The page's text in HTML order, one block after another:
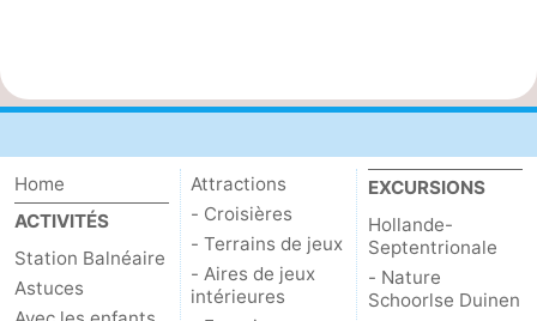
Home
ACTIVITÉS
Station Balnéaire
Astuces
Attractions
- Croisières
- Terrains de jeux
- Aires de jeux
intérieures
EXCURSIONS
Hollande-
Septentrionale
- Nature
Schoorlse Duinen